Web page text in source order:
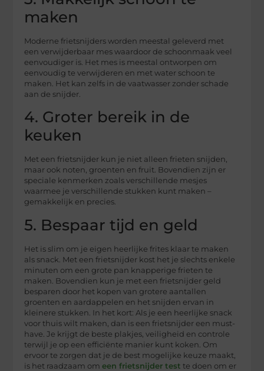
maken
Moderne frietsnijders worden meestal geleverd met
een verwijderbaar mes waardoor de schoonmaak veel
eenvoudiger is. Het mes is meestal ontworpen om
eenvoudig te verwijderen en met water schoon te
maken. Het kan zelfs in de vaatwasser zonder schade
aan de snijder.
4. Groter bereik in de
keuken
Met een frietsnijder kun je niet alleen frieten snijden,
maar ook noten, groenten en fruit. Bovendien zijn er
speciale kenmerken zoals verschillende mesjes
waarmee je verschillende stukken kunt maken –
gemakkelijk en precies.
5. Bespaar tijd en geld
Het is slim om je eigen heerlijke frites klaar te maken
als snack. Met een frietsnijder kost het je slechts enkele
minuten om een grote pan knapperige frieten te
maken. Bovendien kun je met een frietsnijder geld
besparen door het kopen van grotere aantallen
groenten en aardappelen en het snijden ervan in
kleinere stukken. In het kort: Als je een heerlijke snack
voor thuis wilt maken, dan is een frietsnijder een must-
have. Je krijgt de beste plakjes, veiligheid en controle
terwijl je op een efficiënte manier kunt koken. Om
ervoor te zorgen dat je de best mogelijke keuze maakt,
is het raadzaam omeen frietsnijder test te doen om er